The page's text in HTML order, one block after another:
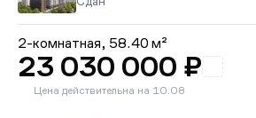
2-комнатная, 58.40 м²
23 030 000 ₽
Цена действительна на 10.08